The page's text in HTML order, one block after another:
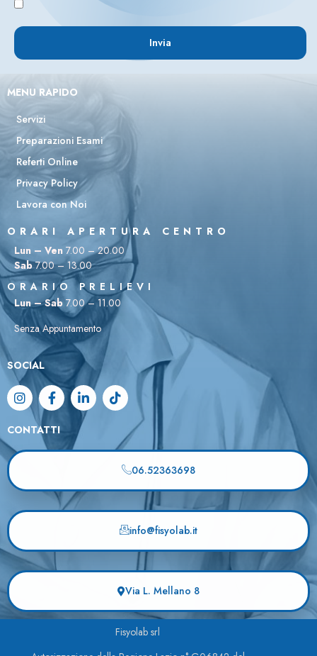
Invia
MENU RAPIDO
Servizi
Preparazioni Esami
Referti Online
Privacy Policy
Lavora con Noi
ORARI APERTURA CENTRO
Lun – Ven 7.00 – 20.00
Sab7.00 – 13.00
ORARIO PRELIEVI
Lun – Sab 7.00 – 11.00
Senza Appuntamento
SOCIAL
CONTATTI
06.52363698
info@fisyolab.it
Via L. Mellano 8
Fisyolab srl